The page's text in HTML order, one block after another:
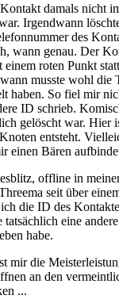
damals nicht
Irgendwann
des
wann genau. Der
einem roten Punkt
musste wohl die
haben. So fiel mir
ID schrieb.
gelöscht war. Hier
entsteht.
einen Bären
offline in
seit über
die ID des
tatsächlich eine
habe.
mir die
an den
...